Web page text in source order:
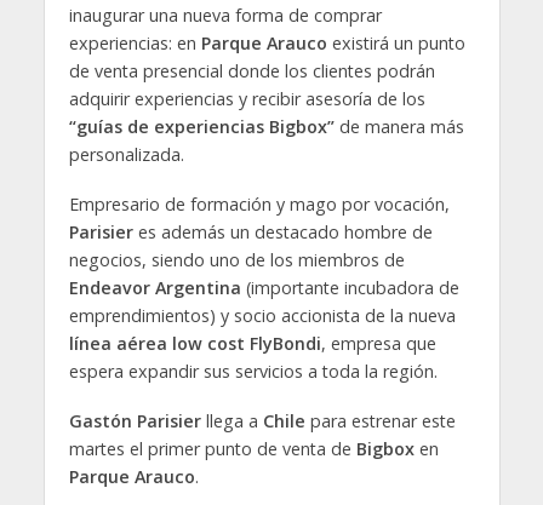
inaugurar una nueva forma de comprar
experiencias: en Parque Arauco existirá un punto
de venta presencial donde los clientes podrán
adquirir experiencias y recibir asesoría de los
“guías de experiencias Bigbox”de manera más
personalizada.
Empresario de formación y mago por vocación,
Parisier es además un destacado hombre de
negocios, siendo uno de los miembros de
Endeavor Argentina (importante incubadora de
emprendimientos) y socio accionista de la nueva
línea aérea low cost FlyBondi, empresa que
espera expandir sus servicios a toda la región.
Gastón Parisierllega a Chile para estrenar este
martes el primer punto de venta de Bigboxen
Parque Arauco.